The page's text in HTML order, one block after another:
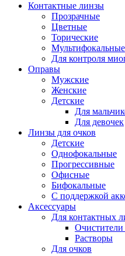
Контактные линзы
Прозрачные
Цветные
Торические
Мультифокальные
Для контроля
Оправы
Мужские
Женские
Детские
Для
Для девочек
Линзы для очков
Детские
Однофокальные
Прогрессивные
Офисные
Бифокальные
С поддержкой
Аксессуары
Для контактных
Растворы
Для очков